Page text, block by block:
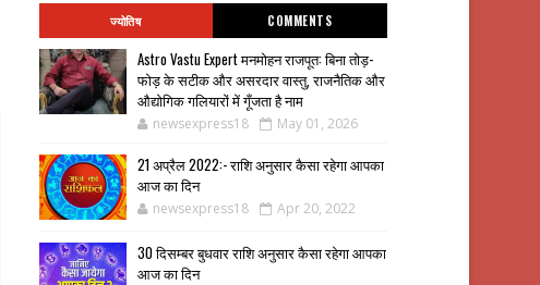
ज्योतिष COMMENTS
Astro Vastu Expert मनमोहन राजपूत: बिना तोड़-
फोड़ के सटीक और असरदार वास्तु, राजनैतिक और
औद्योगिक गलियारों में गूँजता है नाम
newsexpress18 May 01, 2026
21 अप्रैल 2022:- राशि अनुसार कैसा रहेगा आपका
आज का दिन
newsexpress18 Apr 20, 2022
30 दिसम्बर बुधवार राशि अनुसार कैसा रहेगा आपका
आज का दिन